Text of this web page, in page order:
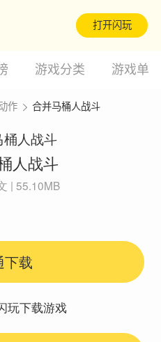
打开闪玩
游戏分类 游戏单
作 合并马桶人战斗
人战斗
| 55.10MB
下载
玩下载游戏